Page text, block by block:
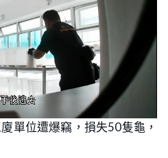
單位遭爆竊，損失50隻龜，